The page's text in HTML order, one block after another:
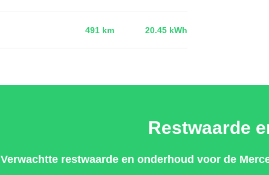
491 km 20.45 kWh
Restwaarde
Verwachtte restwaarde en onderhoud voor de